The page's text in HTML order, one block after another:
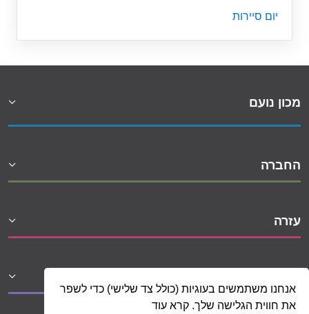
אנחנו משתמשים בעוגיות (כולל צד שלישי) כדי לשפר
את חווית הגלישה שלך. קרא עוד
יום סיירות
מכון נועם
החברה
עזרה